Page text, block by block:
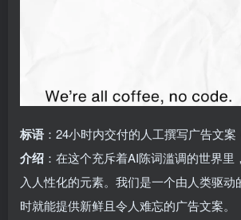
标语 ：24小时内交付的人工撰写广告文案
介绍 ：在这个充斥着AI陈词滥调的世界里
入人性化的元素。我们是一个由人类驱动
时就能提供新鲜且令人难忘的广告文案。